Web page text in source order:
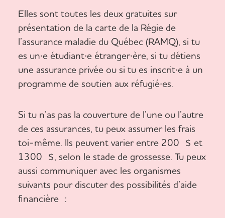
Elles sont toutes les deux gratuites sur
présentation de la carte de la Régie de
l’assurance maladie du Québec (RAMQ), si tu
es un∙e étudiant∙e étranger∙ère, si tu détiens
une assurance privée ou si tu es inscrit∙e à un
programme de soutien aux réfugié∙es.
Si tu n’as pas la couverture de l’une ou l’autre
de ces assurances, tu peux assumer les frais
toi-même. Ils peuvent varier entre 200 $ et
1300 $, selon le stade de grossesse. Tu peux
aussi communiquer avec les organismes
suivants pour discuter des possibilités d’aide
financière :